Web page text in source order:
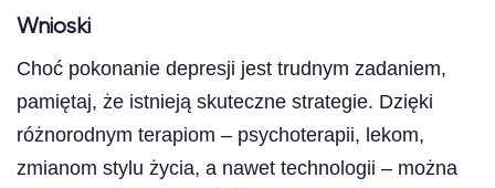
Wnioski
Choć pokonanie depresji jest trudnym zadaniem,
pamiętaj, że istnieją skuteczne strategie. Dzięki
różnorodnym terapiom – psychoterapii, lekom,
zmianom stylu życia, a nawet technologii – można